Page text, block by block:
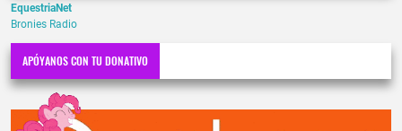
EquestriaNet
Bronies Radio
APÓYANOS CON TU DONATIVO